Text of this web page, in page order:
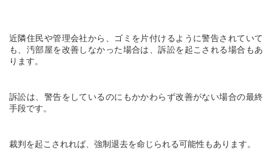
近隣住民や管理会社から、ゴミを片付けるように警告されていて
も、汚部屋を改善しなかった場合は、訴訟を起こされる場合もあ
ります。
訴訟は、警告をしているのにもかかわらず改善がない場合の最終
手段です。
裁判を起こされれば、強制退去を命じられる可能性もあります。